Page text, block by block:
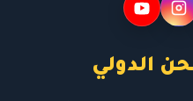
الدولي